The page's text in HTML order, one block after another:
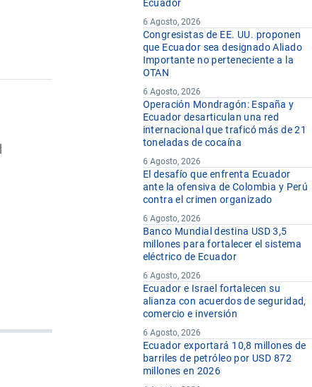
Ecuador
6 Agosto, 2026
Congresistas de EE. UU. proponen
que Ecuador sea designado Aliado
Importante no perteneciente a la
OTAN
6 Agosto, 2026
Operación Mondragón: España y
Ecuador desarticulan una red
internacional que traficó más de 21
toneladas de cocaína
6 Agosto, 2026
El desafío que enfrenta Ecuador
ante la ofensiva de Colombia y Perú
contra el crimen organizado
6 Agosto, 2026
Banco Mundial destina USD 3,5
millones para fortalecer el sistema
eléctrico de Ecuador
6 Agosto, 2026
Ecuador e Israel fortalecen su
alianza con acuerdos de seguridad,
comercio e inversión
6 Agosto, 2026
Ecuador exportará 10,8 millones de
barriles de petróleo por USD 872
millones en 2026